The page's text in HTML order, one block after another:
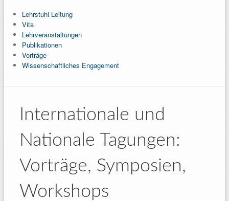
Lehrstuhl Leitung
Vita
Lehrveranstaltungen
Publikationen
Vorträge
Wissenschaftliches Engagement
Internationale und
Nationale Tagungen:
Vorträge, Symposien,
Workshops